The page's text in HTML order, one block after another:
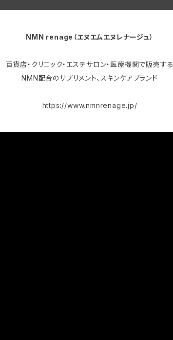
NMN renage（エヌエムエヌレナージュ）
百貨店・クリニック・エステサロン・医療機関で販売する
NMN配合のサプリメント、スキンケアブランド
https://www.nmnrenage.jp/